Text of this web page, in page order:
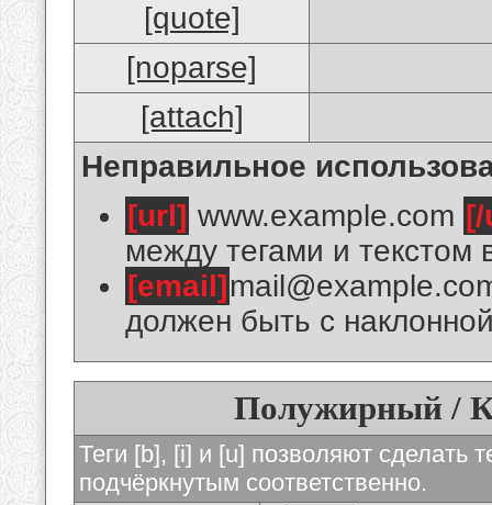
[quote]
[noparse]
[attach]
Неправильное
[url] www.example.com
между тегами и текстом
[email]
должен быть с
Полужирный /
Теги [b], [i] и [u] позволяют сделать
подчёркнутым соответственно.